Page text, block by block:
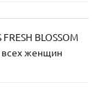
BLOSSOM
всех женщин